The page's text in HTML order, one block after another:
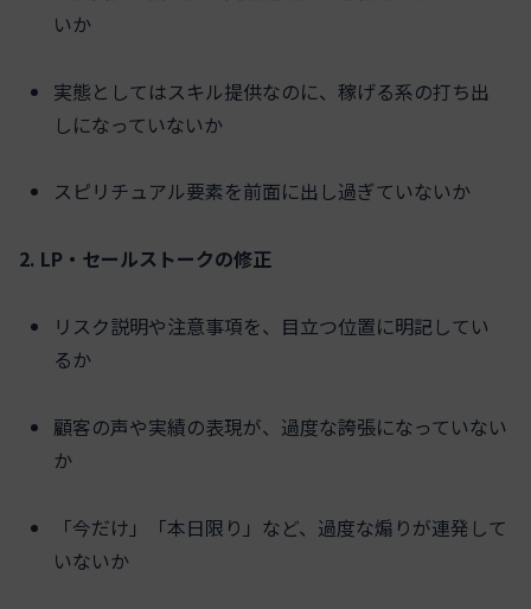
いか
実態としてはスキル提供なのに、稼げる系の打ち出
しになっていないか
スピリチュアル要素を前面に出し過ぎていないか
2. LP・セールストークの修正
リスク説明や注意事項を、目立つ位置に明記してい
るか
顧客の声や実績の表現が、過度な誇張になっていない
か
「今だけ」「本日限り」など、過度な煽りが連発して
いないか